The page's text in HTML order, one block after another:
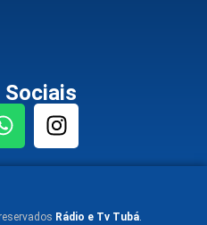
Sociais
Rádio e Tv Tubá.